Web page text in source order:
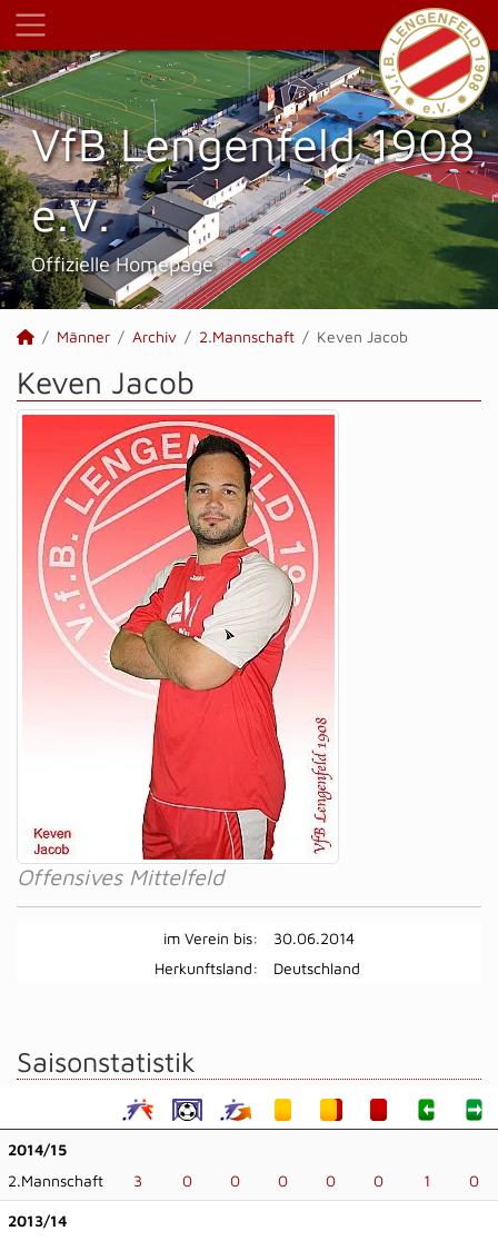
VfB Lengenfeld 1908
e.V.
Offizielle Homepage
Männer Archiv 2.Mannschaft Keven Jacob
Keven Jacob
Offensives Mittelfeld
im Verein bis:
30.06.2014
Herkunftsland:
Deutschland
Saisonstatistik
2014/15
2.Mannschaft
3 0 0 0 0 0 1 0
2013/14